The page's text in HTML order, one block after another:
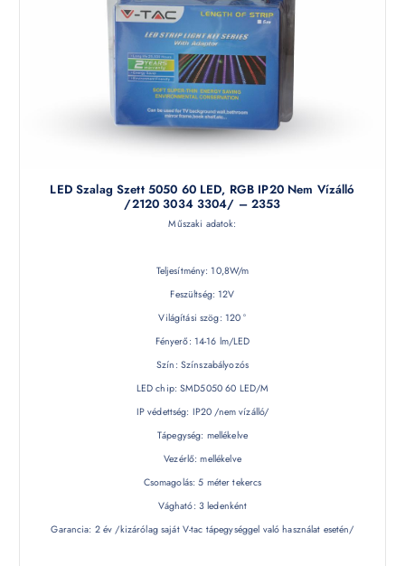
LED Szalag Szett 5050 60 LED, RGB IP20 Nem Vízálló
/2120 3034 3304/ – 2353
Műszaki adatok:
Teljesítmény: 10,8W/m
Feszültség: 12V
Világítási szög: 120 °
Fényerő: 14-16 lm/LED
Szín: Színszabályozós
LED chip: SMD5050 60 LED/M
IP védettség: IP20 /nem vízálló/
Tápegység: mellékelve
Vezérlő: mellékelve
Csomagolás: 5 méter tekercs
Vágható: 3 ledenként
Garancia: 2 év /kizárólag saját V-tac tápegységgel való használat esetén/